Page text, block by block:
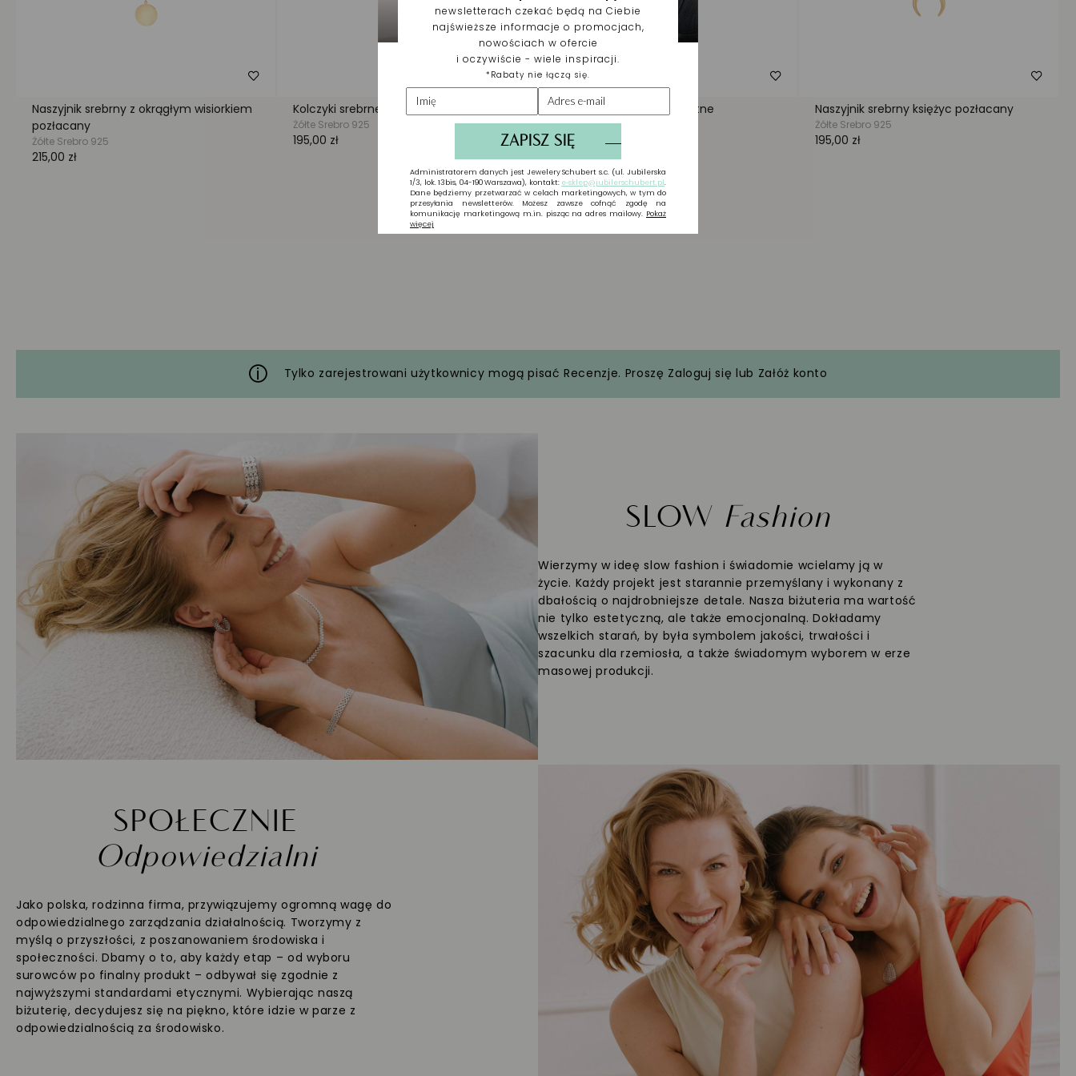
Tylko zarejestrowani użytkownicy mogą pisać Recenzje. Proszę Zaloguj się lub Załóż konto
SLOW Fashion
Wierzymy w ideę slow fashion i świadomie wcielamy ją w
życie. Każdy projekt jest starannie przemyślany i wykonany z
dbałością o najdrobniejsze detale. Nasza biżuteria ma wartość
nie tylko estetyczną, ale także emocjonalną. Dokładamy
wszelkich starań, by była symbolem jakości, trwałości i
szacunku dla rzemiosła, a także świadomym wyborem w erze
masowej produkcji.
SPOŁECZNIE
Odpowiedzialni
Jako polska, rodzinna firma, przywiązujemy ogromną wagę do
odpowiedzialnego zarządzania działalnością. Tworzymy z
myślą o przyszłości, z poszanowaniem środowiska i
społeczności. Dbamy o to, aby każdy etap – od wyboru
surowców po finalny produkt – odbywał się zgodnie z
najwyższymi standardami etycznymi. Wybierając naszą
biżuterię, decydujesz się na piękno, które idzie w parze z
odpowiedzialnością za środowisko.